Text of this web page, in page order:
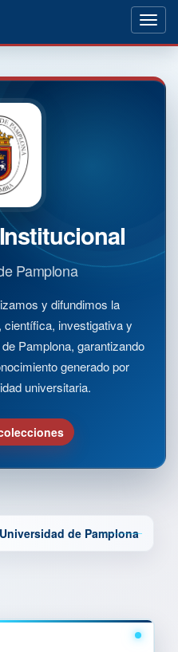
Pamplona
y difundimos la
investigativa y
Pamplona, garantizando
generado por
universitaria.
de Pamplona